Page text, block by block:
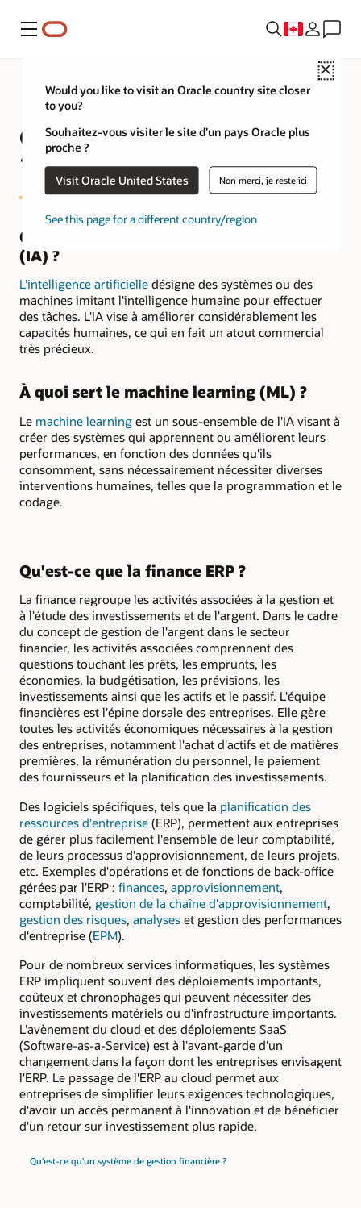
Menu
Close
Would you like to visit an Oracle country site closer
to you?
Souhaitez-vous visiter le site d’un pays Oracle plus
proche ?
Visit Oracle United States Non merci, je reste ici
See this page for a different country/region
Qu'apporte l'IA dans la finance
?
Qu’est-ce que l’intelligence artificielle
(IA) ?
L'intelligence artificielle désigne des systèmes ou des
machines imitant l'intelligence humaine pour effectuer
des tâches. L'IA vise à améliorer considérablement les
capacités humaines, ce qui en fait un atout commercial
très précieux.
À quoi sert le machine learning (ML) ?
Le machine learning est un sous-ensemble de l'IA visant à
créer des systèmes qui apprennent ou améliorent leurs
performances, en fonction des données qu'ils
consomment, sans nécessairement nécessiter diverses
interventions humaines, telles que la programmation et le
codage.
Qu'est-ce que la finance ERP ?
La finance regroupe les activités associées à la gestion et
à l'étude des investissements et de l'argent. Dans le cadre
du concept de gestion de l'argent dans le secteur
financier, les activités associées comprennent des
questions touchant les prêts, les emprunts, les
économies, la budgétisation, les prévisions, les
investissements ainsi que les actifs et le passif. L'équipe
financières est l'épine dorsale des entreprises. Elle gère
toutes les activités économiques nécessaires à la gestion
des entreprises, notamment l'achat d'actifs et de matières
premières, la rémunération du personnel, le paiement
des fournisseurs et la planification des investissements.
Des logiciels spécifiques, tels que la planification des
ressources d'entreprise (ERP), permettent aux entreprises
de gérer plus facilement l'ensemble de leur comptabilité,
de leurs processus d'approvisionnement, de leurs projets,
etc. Exemples d'opérations et de fonctions de back-office
gérées par l'ERP : finances, approvisionnement,
comptabilité, gestion de la chaîne d'approvisionnement,
gestion des risques, analyses et gestion des performances
d'entreprise (EPM).
Pour de nombreux services informatiques, les systèmes
ERP impliquent souvent des déploiements importants,
coûteux et chronophages qui peuvent nécessiter des
investissements matériels ou d'infrastructure importants.
L'avènement du cloud et des déploiements SaaS
(Software-as-a-Service) est à l'avant-garde d'un
changement dans la façon dont les entreprises envisagent
l'ERP. Le passage de l'ERP au cloud permet aux
entreprises de simplifier leurs exigences technologiques,
d'avoir un accès permanent à l'innovation et de bénéficier
d'un retour sur investissement plus rapide.
Qu'est-ce qu'un système de gestion financière ?